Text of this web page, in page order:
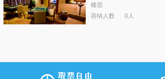
楼层
容纳人数
0人